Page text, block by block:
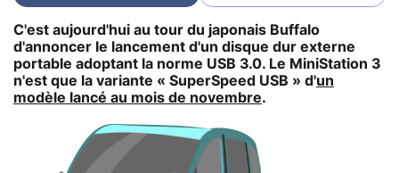
C'est aujourd'hui au tour du japonais Buffalo
d'annoncer le lancement d'un disque dur externe
portable adoptant la norme USB 3.0. Le MiniStation 3
n'est que la variante « SuperSpeed USB » d'un
modèle lancé au mois de novembre.